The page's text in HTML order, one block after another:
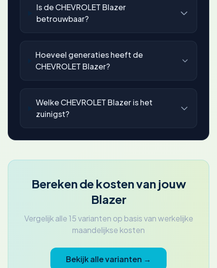
Is de CHEVROLET Blazer
betrouwbaar?
Hoeveel generaties heeft de
CHEVROLET Blazer?
Welke CHEVROLET Blazer is het
zuinigst?
Bereken de kosten van jouw
Blazer
Vergelijk alle 15 varianten op basis van werkelijke
maandelijkse kosten
Bekijk alle varianten →